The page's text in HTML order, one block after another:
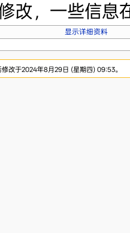
改，一些信息
显示详细资料
修改于2024年8月29日 (星期四) 09:53。